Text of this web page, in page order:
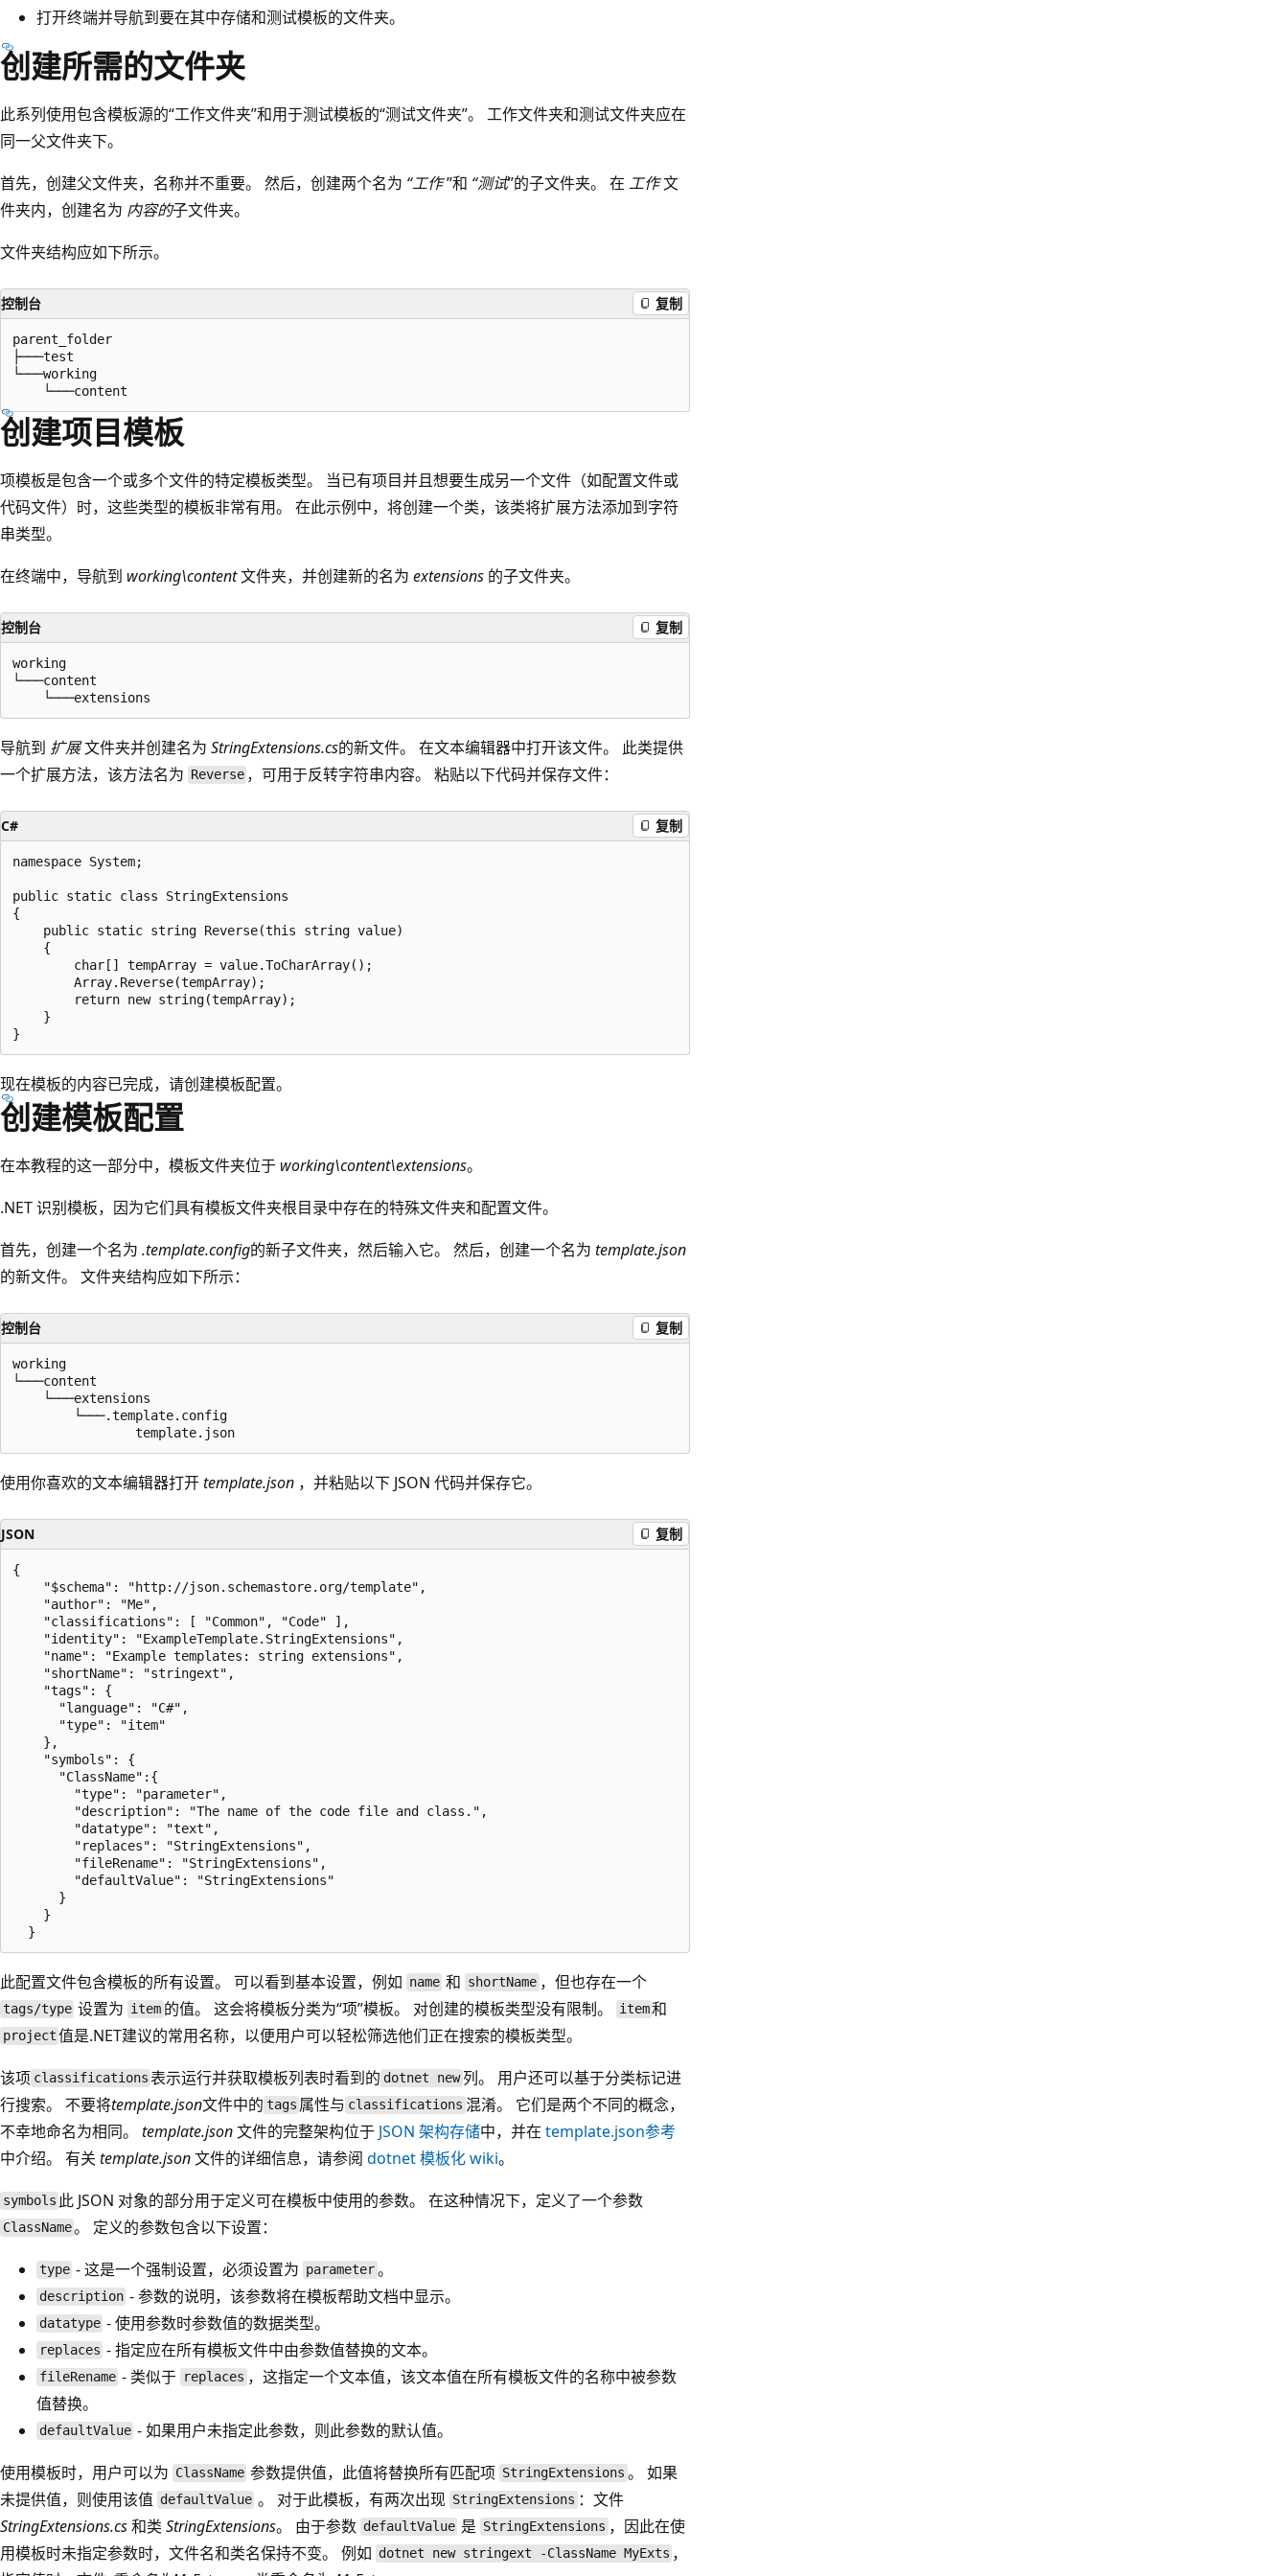
打开终端并导航到要在其中存储和测试模板的文件夹。
创建所需的文件夹
此系列使用包含模板源的“工作文件夹”和用于测试模板的“测试文件夹”。 工作文件夹和测试文件夹应在
同一父文件夹下。
首先，创建父文件夹，名称并不重要。 然后，创建两个名为 “工作”和 “测试”的子文件夹。 在 工作文
件夹内，创建名为 内容的子文件夹。
文件夹结构应如下所示。
控制台 复制
parent_folder
├───test
└───working
创建项目模板
项模板是包含一个或多个文件的特定模板类型。 当已有项目并且想要生成另一个文件（如配置文件或
代码文件）时，这些类型的模板非常有用。 在此示例中，将创建一个类，该类将扩展方法添加到字符
串类型。
在终端中，导航到 working\content文件夹，并创建新的名为 extensions 的子文件夹。
控制台 复制
working
└───content
导航到 扩展文件夹并创建名为 StringExtensions.cs的新文件。 在文本编辑器中打开该文件。 此类提供
一个扩展方法，该方法名为 Reverse ，可用于反转字符串内容。 粘贴以下代码并保存文件：
C# 复制
namespace System;
public static class StringExtensions
{
    public static string Reverse(this string value)
    {
        char[] tempArray = value.ToCharArray();
        Array.Reverse(tempArray);
        return new string(tempArray);
    }
现在模板的内容已完成，请创建模板配置。
创建模板配置
在本教程的这一部分中，模板文件夹位于 working\content\extensions。
.NET 识别模板，因为它们具有模板文件夹根目录中存在的特殊文件夹和配置文件。
首先，创建一个名为 .template.config的新子文件夹，然后输入它。 然后，创建一个名为 template.json
的新文件。 文件夹结构应如下所示：
控制台 复制
working
└───content
    └───extensions
        └───.template.config
使用你喜欢的文本编辑器打开template.json ，并粘贴以下 JSON 代码并保存它。
JSON 复制
{
    "$schema": "http://json.schemastore.org/template",
    "author": "Me",
    "classifications": [ "Common", "Code" ],
    "identity": "ExampleTemplate.StringExtensions",
    "name": "Example templates: string extensions",
    "shortName": "stringext",
    "tags": {
      "language": "C#",
      "type": "item"
    },
    "symbols": {
      "ClassName":{
        "type": "parameter",
        "description": "The name of the code file and class.",
        "datatype": "text",
        "replaces": "StringExtensions",
        "fileRename": "StringExtensions",
        "defaultValue": "StringExtensions"
      }
    }
此配置文件包含模板的所有设置。 可以看到基本设置，例如 name 和 shortName ，但也存在一个
tags/type 设置为 item的值。 这会将模板分类为“项”模板。 对创建的模板类型没有限制。 item和
project 值是.NET建议的常用名称，以便用户可以轻松筛选他们正在搜索的模板类型。
该项 classifications 表示运行并获取模板列表时看到的 dotnet new 列。 用户还可以基于分类标记进
行搜索。 不要将template.json文件中的 tags 属性与 classifications 混淆。 它们是两个不同的概念，
不幸地命名为相同。 template.json文件的完整架构位于 JSON 架构存储中，并在 template.json参考
中介绍。 有关 template.json文件的详细信息，请参阅 dotnet 模板化 wiki。
symbols 此 JSON 对象的部分用于定义可在模板中使用的参数。 在这种情况下，定义了一个参数
ClassName。 定义的参数包含以下设置：
type - 这是一个强制设置，必须设置为 parameter。
description - 参数的说明，该参数将在模板帮助文档中显示。
datatype - 使用参数时参数值的数据类型。
replaces - 指定应在所有模板文件中由参数值替换的文本。
fileRename - 类似于 replaces ，这指定一个文本值，该文本值在所有模板文件的名称中被参数
值替换。
defaultValue - 如果用户未指定此参数，则此参数的默认值。
使用模板时，用户可以为 ClassName 参数提供值，此值将替换所有匹配项 StringExtensions 。 如果
未提供值，则使用该值 defaultValue 。 对于此模板，有两次出现 StringExtensions ：文件
StringExtensions.cs和类 StringExtensions。 由于参数 defaultValue 是 StringExtensions ，因此在使
用模板时未指定参数时，文件名和类名保持不变。 例如 dotnet new stringext -ClassName MyExts ，